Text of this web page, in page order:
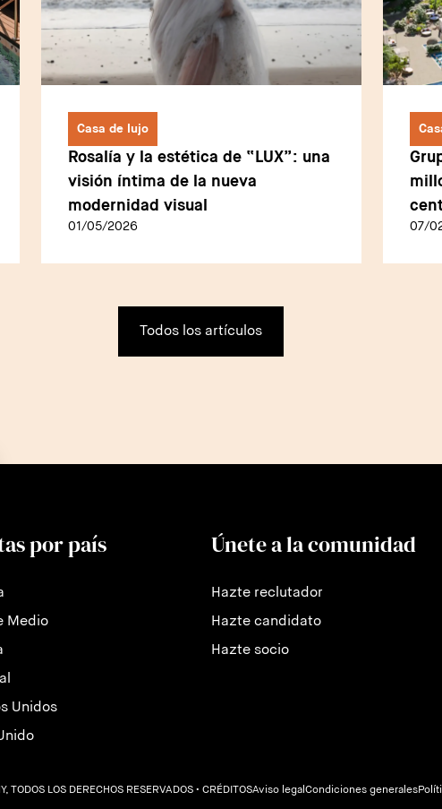
Casa de lujo
Rosalía y la estética de “LUX”: una
visión íntima de la nueva
modernidad visual
01/05/2026 07/
Todos los artículos
por país
Medio
Unidos
Únete a la comunidad
Hazte reclutador
Hazte candidato
Hazte socio
TODOS LOS DERECHOS RESERVADOS • CRÉDITOSAviso legal Condiciones generales